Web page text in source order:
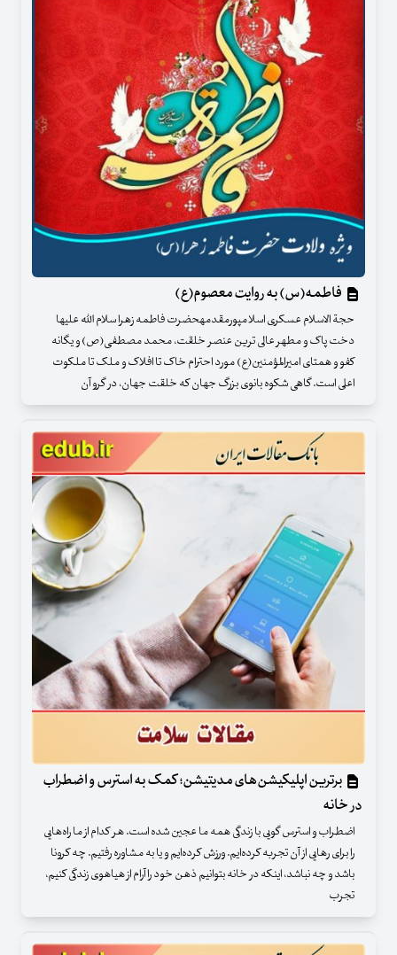
فاطمه(س) به روایت معصوم(ع)
حجة الاسلام عسکری اسلامپورمقدمهحضرت فاطمه زهرا سلام الله علیها
دخت پاک و مطهر عالی ترین عنصر خلقت، محمد مصطفی(ص) و یگانه
کفو و همتای امیرالمؤمنین(ع) مورد احترام خاک تا افلاک و ملک تا ملکوت
اعلی است. گاهی شکوه بانوی بزرگ جهان که خلقت جهان، در گرو آن
برترین اپلیکیشن‌های مدیتیشن؛ کمک به استرس و اضطراب
در خانه
اضطراب و استرس گویی با زندگی همه ما عجین شده است. هر کدام از ما راه‌هایی
را برای رهایی از آن تجربه کرده‌ایم. ورزش کرده‌ایم و یا به مشاوره رفتیم. چه کرونا
باشد و چه نباشد، اینکه در خانه بتوانیم ذهن خود را آرام از هیاهوی زندگی کنیم،
تجرب